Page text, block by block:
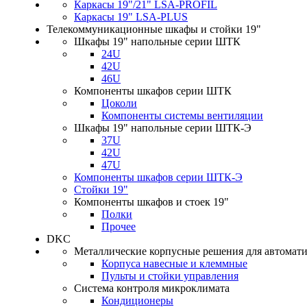
Каркасы 19"/21" LSA-PROFIL
Каркасы 19" LSA-PLUS
Телекоммуникационные шкафы и стойки 19"
Шкафы 19" напольные серии ШТК
24U
42U
46U
Компоненты шкафов серии ШТК
Цоколи
Компоненты системы вентиляции
Шкафы 19" напольные серии ШТК-Э
37U
42U
47U
Компоненты шкафов серии ШТК-Э
Стойки 19"
Компоненты шкафов и стоек 19"
Полки
Прочее
DKC
Металлические корпусные решения для
Корпуса навесные и клеммные
Пульты и стойки управления
Система контроля микроклимата
Кондиционеры